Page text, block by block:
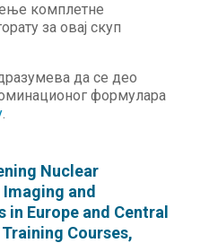
комплетне
за овај скуп
да се део
формулара
.
Nuclear
and
Europe and Central
Courses,